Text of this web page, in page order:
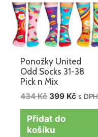
Ponožky United
Odd Socks 31-38
Pick n Mix
434Kč 399 Kč s DPH
Přidat do
košíku